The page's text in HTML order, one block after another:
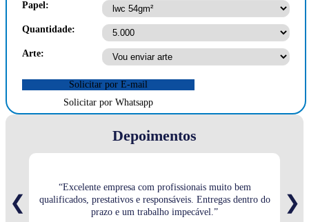
Papel:
Quantidade:
Arte:
Solicitar por E-mail
Solicitar por Whatsapp
Depoimentos
❮
“Excelente empresa com profissionais muito bem
qualificados, prestativos e responsáveis. Entregas dentro do
prazo e um trabalho impecável.”
❯